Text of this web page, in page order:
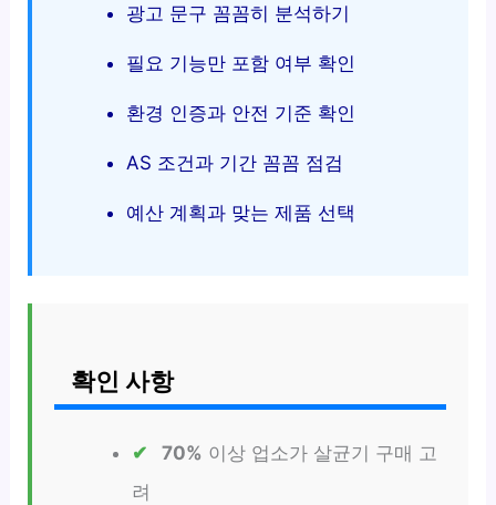
광고 문구 꼼꼼히 분석하기
필요 기능만 포함 여부 확인
환경 인증과 안전 기준 확인
AS 조건과 기간 꼼꼼 점검
예산 계획과 맞는 제품 선택
확인 사항
70% 이상 업소가 살균기 구매 고
려